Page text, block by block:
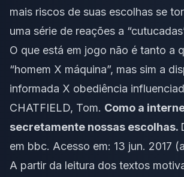
mais riscos de suas escolhas se
uma série de reações a
O que está em jogo não é tanto a
“homem X máquina”, mas sim a
informada X obediência
CHATFIELD, Tom. Como a
secretamente nossas escolhas.
em bbc. Acesso em: 13 jun. 2017
A partir da leitura dos textos